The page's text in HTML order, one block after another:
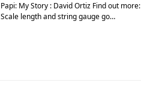
Papi: My Story : David Ortiz Find out more:
Scale length and string gauge go…